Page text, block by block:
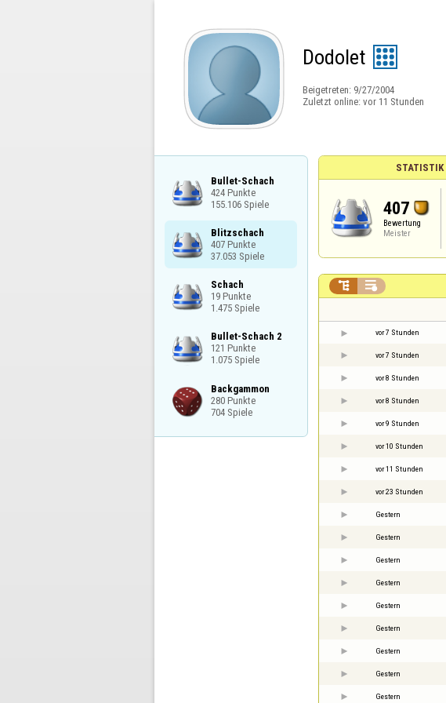
Dodolet
Beigetreten: 9/27/2004
Zuletzt online: vor 11 Stunden
Bullet-Schach
424 Punkte
155.106 Spiele
Blitzschach
407 Punkte
37.053 Spiele
Schach
19 Punkte
1.475 Spiele
Bullet-Schach 2
121 Punkte
1.075 Spiele
Backgammon
280 Punkte
704 Spiele
407
Bewertung
Meister
 
vor 7 Stunden
vor 7 Stunden
vor 8 Stunden
vor 8 Stunden
vor 9 Stunden
vor 10 Stunden
vor 11 Stunden
vor 23 Stunden
Gestern
Gestern
Gestern
Gestern
Gestern
Gestern
Gestern
Gestern
Gestern